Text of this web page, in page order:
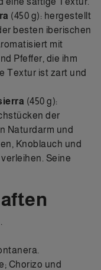
(450 g): hergestellt
besten iberischen
mit
Pfeffer, die ihm
Textur ist zart und
(450 g):
der
Naturdarm und
Knoblauch und
Seine
Chorizo und